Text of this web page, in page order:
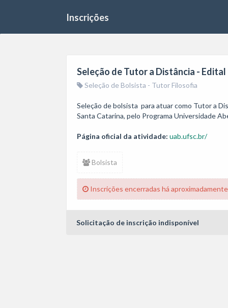
Inscrições
Seleção de Tutor a Distância -
Seleção de Bolsista - Tutor Filosofia
Seleção de bolsista  para atuar como Tutor a
Santa Catarina, pelo Programa Universidade
Página oficial da atividade: uab.ufsc.br/
Bolsista
Inscrições encerradas há
Solicitação de inscrição indisponível